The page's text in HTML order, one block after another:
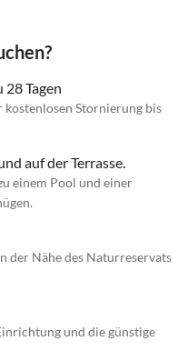
Tagen
kostenlosen Stornierung bis
auf der Terrasse.
einem Pool und einer
der Nähe des Naturreservats
und die günstige